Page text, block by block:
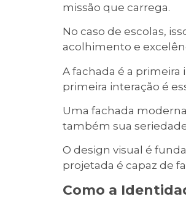
missão que carrega.
No caso de escolas,
acolhimento e
A fachada é a primeira
primeira interação é
Uma fachada
também sua
O design visual é
projetada é capaz de
Como a